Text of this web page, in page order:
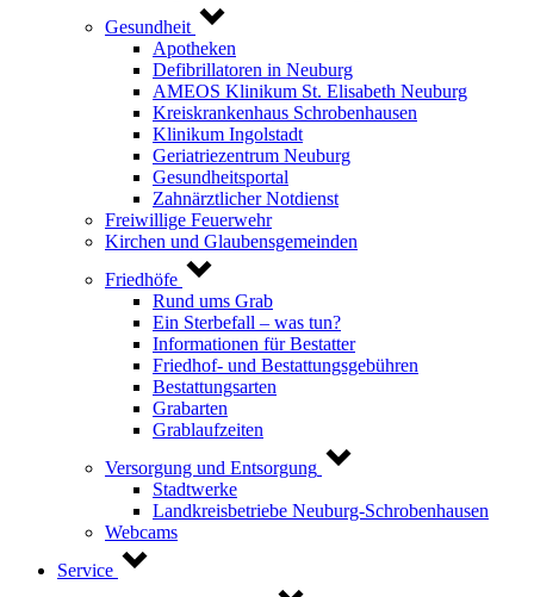
Gesundheit
Apotheken
Defibrillatoren in Neuburg
AMEOS Klinikum St. Elisabeth Neuburg
Kreiskrankenhaus Schrobenhausen
Klinikum Ingolstadt
Geriatriezentrum Neuburg
Gesundheitsportal
Zahnärztlicher Notdienst
Freiwillige Feuerwehr
Kirchen und Glaubensgemeinden
Friedhöfe
Rund ums Grab
Ein Sterbefall – was tun?
Informationen für Bestatter
Friedhof- und Bestattungsgebühren
Bestattungsarten
Grabarten
Grablaufzeiten
Versorgung und Entsorgung
Stadtwerke
Landkreisbetriebe Neuburg-Schrobenhausen
Webcams
Service